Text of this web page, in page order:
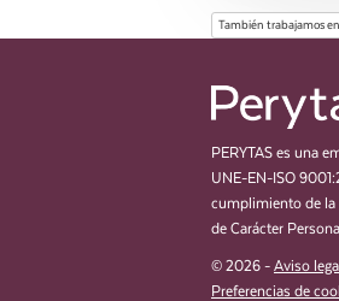
También trabajamos
PERYTAS es una
UNE-EN-ISO
cumplimiento de la
de Carácter
© 2026 - Aviso
Preferencias de